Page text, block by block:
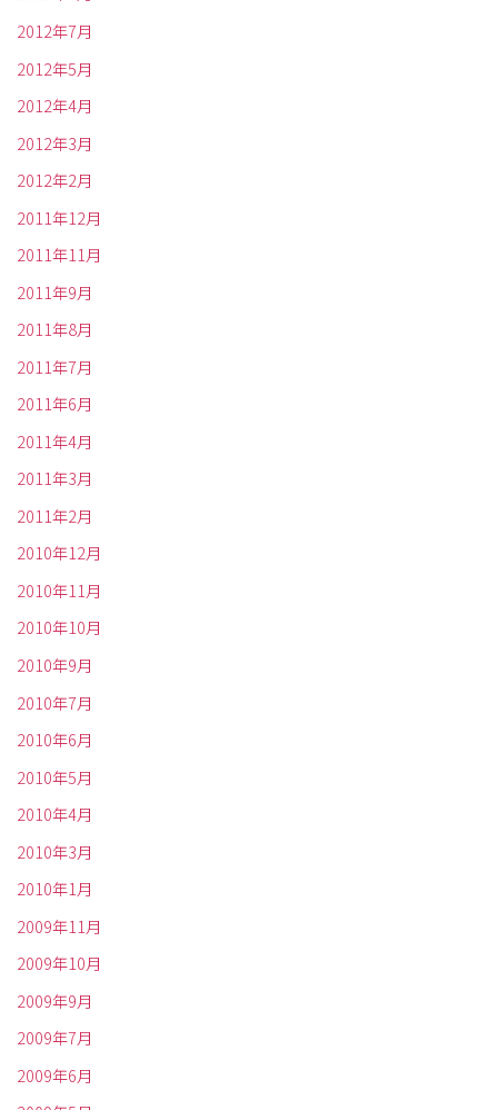
2012年7月
2012年5月
2012年4月
2012年3月
2012年2月
2011年12月
2011年11月
2011年9月
2011年8月
2011年7月
2011年6月
2011年4月
2011年3月
2011年2月
2010年12月
2010年11月
2010年10月
2010年9月
2010年7月
2010年6月
2010年5月
2010年4月
2010年3月
2010年1月
2009年11月
2009年10月
2009年9月
2009年7月
2009年6月